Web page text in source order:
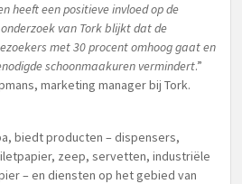
heeft een positieve invloed op de
van Tork blijkt dat de
met 30 procent omhoog gaat en
schoonmaakuren vermindert.”
marketing manager bij Tork.
biedt producten – dispensers,
zeep, servetten, industriële
– en diensten op het gebied van